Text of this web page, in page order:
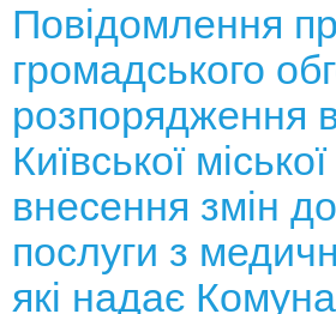
Повідомлення
громадського
розпорядження
Київської
внесення змін
послуги з
які надає